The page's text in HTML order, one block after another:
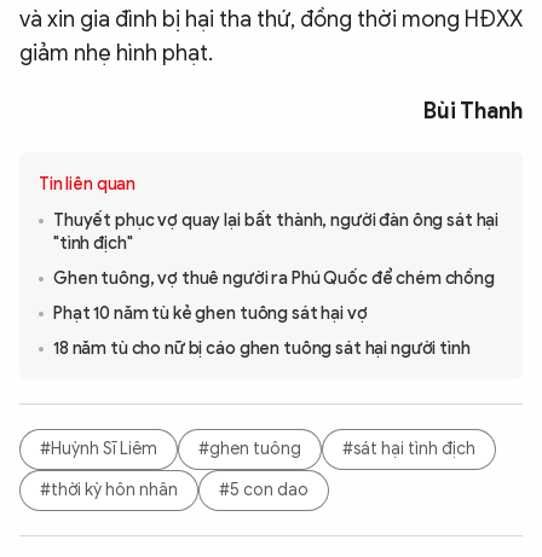
và xin gia đình bị hại tha thứ, đồng thời mong HĐXX
giảm nhẹ hình phạt.​
Bùi Thanh
Tin liên quan
Thuyết phục vợ quay lại bất thành, người đàn ông sát hại
"tình địch"
Ghen tuông, vợ thuê người ra Phú Quốc để chém chồng
Phạt 10 năm tù kẻ ghen tuông sát hại vợ
18 năm tù cho nữ bị cáo ghen tuông sát hại người tình
#Huỳnh Sĩ Liêm #ghen tuông
#sát hại tình địch
#thời kỳ hôn nhân
#5 con dao